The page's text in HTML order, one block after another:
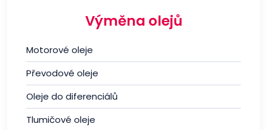
Výměna olejů
Motorové oleje
Převodové oleje
Oleje do diferenciálů
Tlumičové oleje